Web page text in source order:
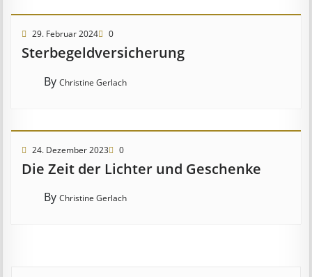
29. Februar 2024 0
Ster­be­geld­ver­sich­er­ung
ByChristine Gerlach
24. Dezember 2023 0
Die Zeit der Lichter und Geschenke
ByChristine Gerlach